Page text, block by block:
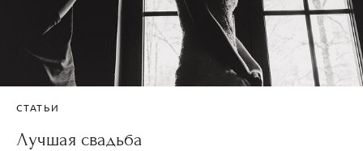
СТАТЬИ
Лучшая свадьба